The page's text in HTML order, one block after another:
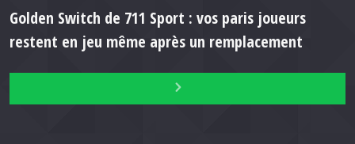
Golden Switch de 711 Sport : vos paris joueurs
restent en jeu même après un remplacement